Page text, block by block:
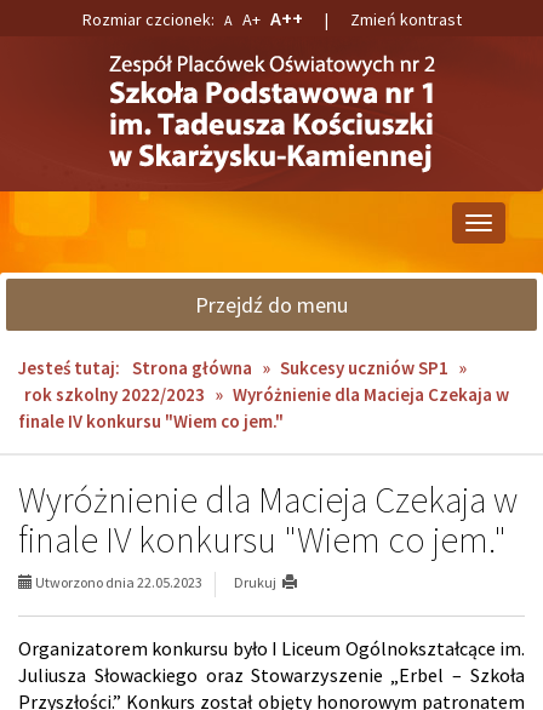
Rozmiar czcionek: A A+ A++ | Zmień kontrast
Przełącz
Przejdź do menu
Jesteś tutaj: Strona główna » Sukcesy uczniów SP1 »
rok szkolny 2022/2023 » Wyróżnienie dla Macieja Czekaja w
finale IV konkursu "Wiem co jem."
Wyróżnienie dla Macieja Czekaja w
finale IV konkursu "Wiem co jem."
Utworzono dnia 22.05.2023 Drukuj
Organizatorem konkursu było I Liceum Ogólnokształcące im.
Juliusza Słowackiego oraz Stowarzyszenie „Erbel – Szkoła
Przyszłości.” Konkurs został objęty honorowym patronatem